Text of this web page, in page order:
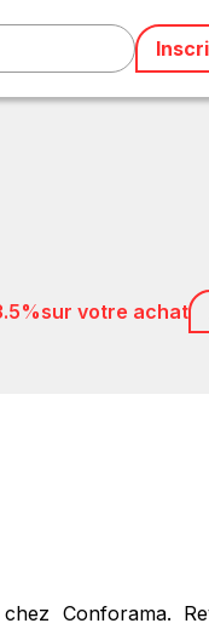
sur votre achat
Conforama.